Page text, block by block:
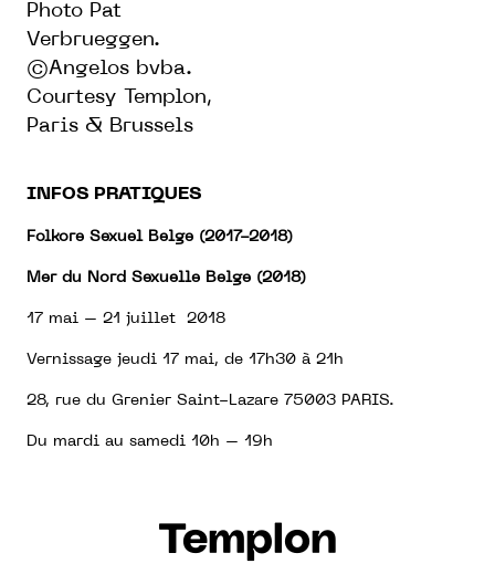
Photo Pat
Verbrueggen.
©Angelos bvba.
Courtesy Templon,
Paris & Brussels
INFOS PRATIQUES
Folkore Sexuel Belge (2017-2018)
Mer du Nord Sexuelle Belge (2018)
17 mai – 21 juillet 2018
Vernissage jeudi 17 mai, de 17h30 à 21h
28, rue du Grenier Saint-Lazare 75003 PARIS.
Du mardi au samedi 10h – 19h
Templon